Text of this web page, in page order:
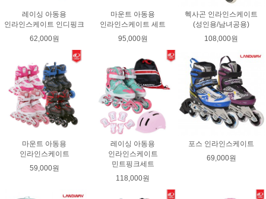
레이싱 아동용
인라인스케이트 인디핑크
62,000원
마운트 아동용
인라인스케이트 세트
95,000원
헥사곤 인라인스케이트
(성인용/남녀공용)
108,000원
마운트 아동용
인라인스케이트
59,000원
레이싱 아동용
인라인스케이트
민트핑크세트
118,000원
포스 인라인스케이트
69,000원